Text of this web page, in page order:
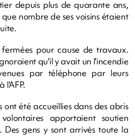
depuis plus de quarante ans,
nombre de ses voisins étaient
pour cause de travaux.
qu'il y avait un l'incendie
par téléphone par leurs
l'AFP.
ont été accueillies dans des abris
apportaient soutien
Des gens y sont arrivés toute la